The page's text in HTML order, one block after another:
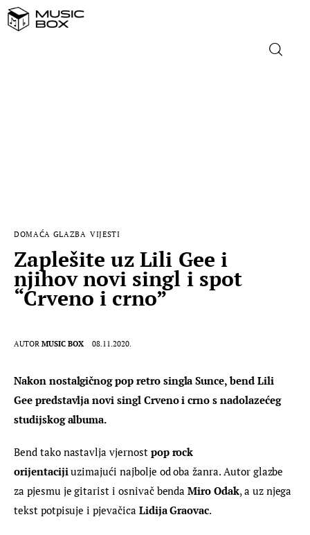
MUSIC BOX
DOMAĆA GLAZBA VIJESTI
Zaplešite uz Lili Gee i
njihov novi singl i spot
“Crveno i crno”
AUTOR MUSIC BOX 08.11.2020.
Nakon nostalgičnog pop retro singla Sunce, bend Lili
Gee predstavlja novi singl Crveno i crno s nadolazećeg
studijskog albuma.
Bend tako nastavlja vjernost pop rock
orijentaciji uzimajući najbolje od oba žanra. Autor glazbe
za pjesmu je gitarist i osnivač benda Miro Odak, a uz njega
tekst potpisuje i pjevačica Lidija Graovac.